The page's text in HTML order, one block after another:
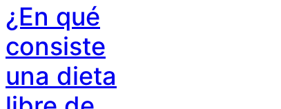
¿En qué
consiste
una dieta